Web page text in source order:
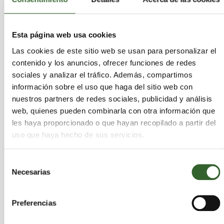
Esta página web usa cookies
Las cookies de este sitio web se usan para personalizar el
contenido y los anuncios, ofrecer funciones de redes
sociales y analizar el tráfico. Además, compartimos
información sobre el uso que haga del sitio web con
nuestros partners de redes sociales, publicidad y análisis
web, quienes pueden combinarla con otra información que
les haya proporcionado o que hayan recopilado a partir del
uso que haya hecho de sus servicios.
Necesarias
Preferencias
centenares de autónomos, correspondientes a
los últimos tres años, también ha merecido el
reproche del Síndic. El Ayuntamiento asegura que
gracias a un cruce de datos municipales con los de
Hacienda ha podido descubrir a los profesionales
que no pagaban la tasa de residuos y ha
reclamado el pago del servicio con efectos
retroactivos hasta 2007, el límite legalmente
permitido. Ribó destaca que esta práctica es legal,
causar perjuicios económicos evidentes a unos
afecta de una forma importante"